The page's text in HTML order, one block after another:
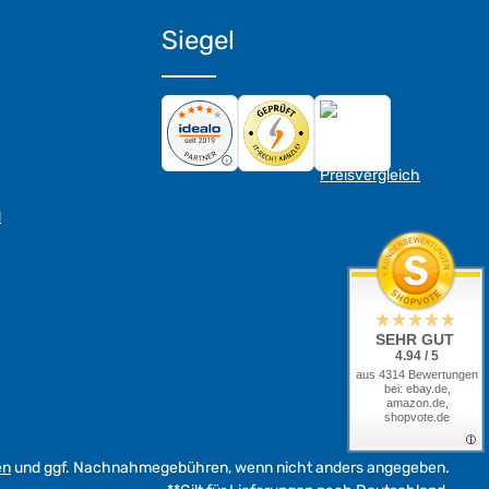
Siegel
und ggf. Nachnahmegebühren, wenn nicht anders angegeben.
SEHR GUT
4.94 / 5
aus 4314 Bewertungen
bei: ebay.de,
amazon.de,
shopvote.de